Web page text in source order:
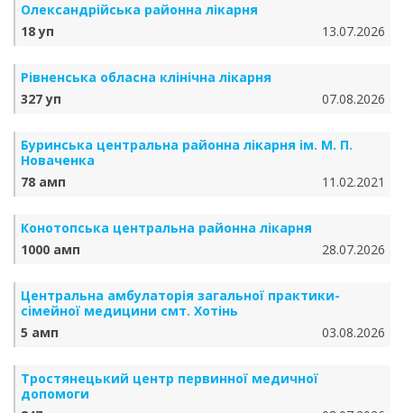
Олександрійська районна лікарня
18 уп
13.07.2026
Рівненська обласна клінічна лікарня
327 уп
07.08.2026
Буринська центральна районна лікарня ім. М. П.
Новаченка
78 амп
11.02.2021
Конотопська центральна районна лікарня
1000 амп
28.07.2026
Центральна амбулаторія загальної практики-
сімейної медицини смт. Хотінь
5 амп
03.08.2026
Тростянецький центр первинної медичної
допомоги